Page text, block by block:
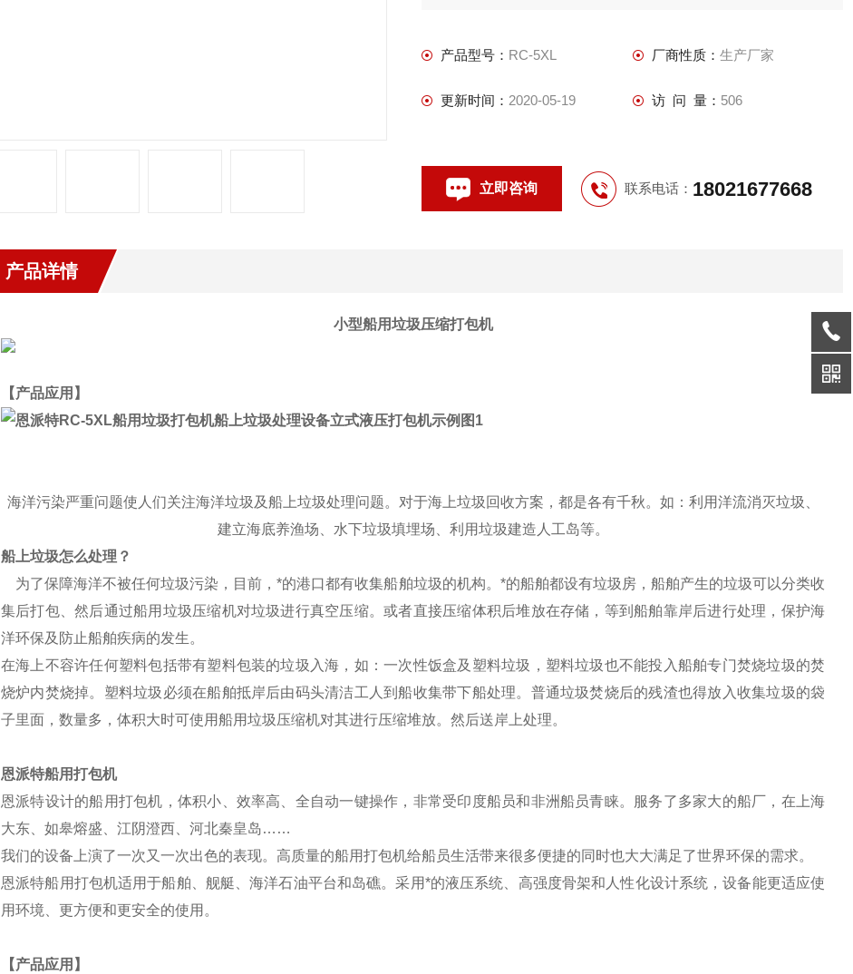
产品型号： RC-5XL 厂商性质： 生产厂家
更新时间： 2020-05-19 访 问 量： 506
立即咨询 联系电话： 18021677668
产品详情
小型船用垃圾压缩打包机
【产品应用】
海洋污染严重问题使人们关注海洋垃圾及船上垃圾处理问题。对于海上垃圾回收方案，都是各有千秋。如：利用洋流消灭垃圾、
建立海底养渔场、水下垃圾填埋场、利用垃圾建造人工岛等。
船上垃圾怎么处理？
为了保障海洋不被任何垃圾污染，目前，*的港口都有收集船舶垃圾的机构。*的船舶都设有垃圾房，船舶产生的垃圾可以分类收
集后打包、然后通过船用垃圾压缩机对垃圾进行真空压缩。或者直接压缩体积后堆放在存储，等到船舶靠岸后进行处理，保护海
洋环保及防止船舶疾病的发生。
在海上不容许任何塑料包括带有塑料包装的垃圾入海，如：一次性饭盒及塑料垃圾，塑料垃圾也不能投入船舶专门焚烧垃圾的焚
烧炉内焚烧掉。塑料垃圾必须在船舶抵岸后由码头清洁工人到船收集带下船处理。普通垃圾焚烧后的残渣也得放入收集垃圾的袋
子里面，数量多，体积大时可使用船用垃圾压缩机对其进行压缩堆放。然后送岸上处理。
恩派特船用打包机
恩派特设计的船用打包机，体积小、效率高、全自动一键操作，非常受印度船员和非洲船员青睐。服务了多家大的船厂，在上海
大东、如皋熔盛、江阴澄西、河北秦皇岛……
我们的设备上演了一次又一次出色的表现。高质量的船用打包机给船员生活带来很多便捷的同时也大大满足了世界环保的需求。
恩派特船用打包机适用于船舶、舰艇、海洋石油平台和岛礁。采用*的液压系统、高强度骨架和人性化设计系统，设备能更适应使
用环境、更方便和更安全的使用。
【产品应用】